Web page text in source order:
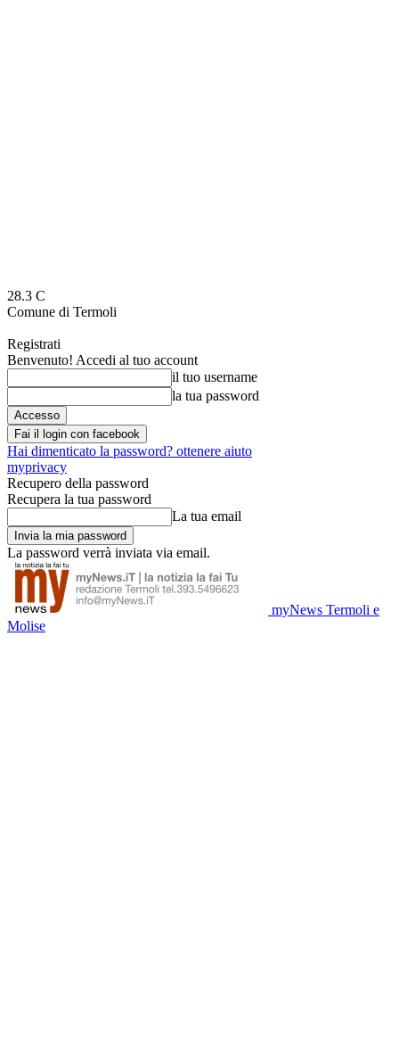
28.3 C
Comune di Termoli
Registrati
Benvenuto! Accedi al tuo account
il tuo username
la tua password
Fai il login con facebook
Hai dimenticato la password? ottenere aiuto
myprivacy
Recupero della password
Recupera la tua password
La tua email
La password verrà inviata via email.
myNews Termoli e
Molise